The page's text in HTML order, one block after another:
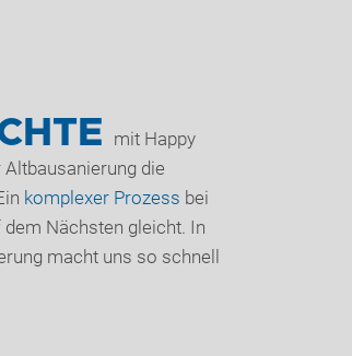
mit Happy
Altbausanierung die
komplexer Prozess bei
Nächsten gleicht. In
macht uns so schnell